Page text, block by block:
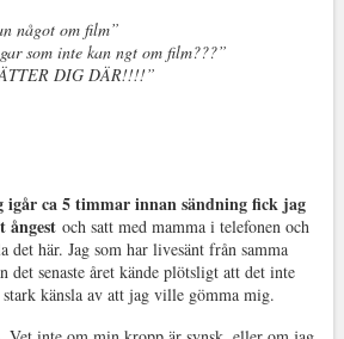
något om film”
som inte kan ngt om film???”
DIG DÄR!!!!”
ca 5 timmar innan sändning fick jag
ångest och satt med mamma i telefonen och
det här. Jag som har livesänt från samma
det senaste året kände plötsligt att det inte
känsla av att jag ville gömma mig.